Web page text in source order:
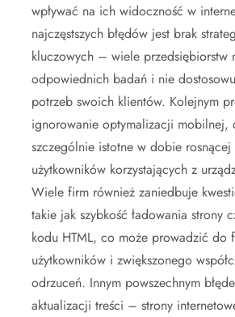
wpływać na ich widoczność w
najczęstszych błędów jest brak
kluczowych – wiele przedsiębiorstw
odpowiednich badań i nie
potrzeb swoich klientów. Kolejnym
ignorowanie optymalizacji mobilnej,
szczególnie istotne w dobie
użytkowników korzystających z
Wiele firm również zaniedbuje
takie jak szybkość ładowania strony
kodu HTML, co może prowadzić do
użytkowników i zwiększonego
odrzuceń. Innym powszechnym
aktualizacji treści – strony